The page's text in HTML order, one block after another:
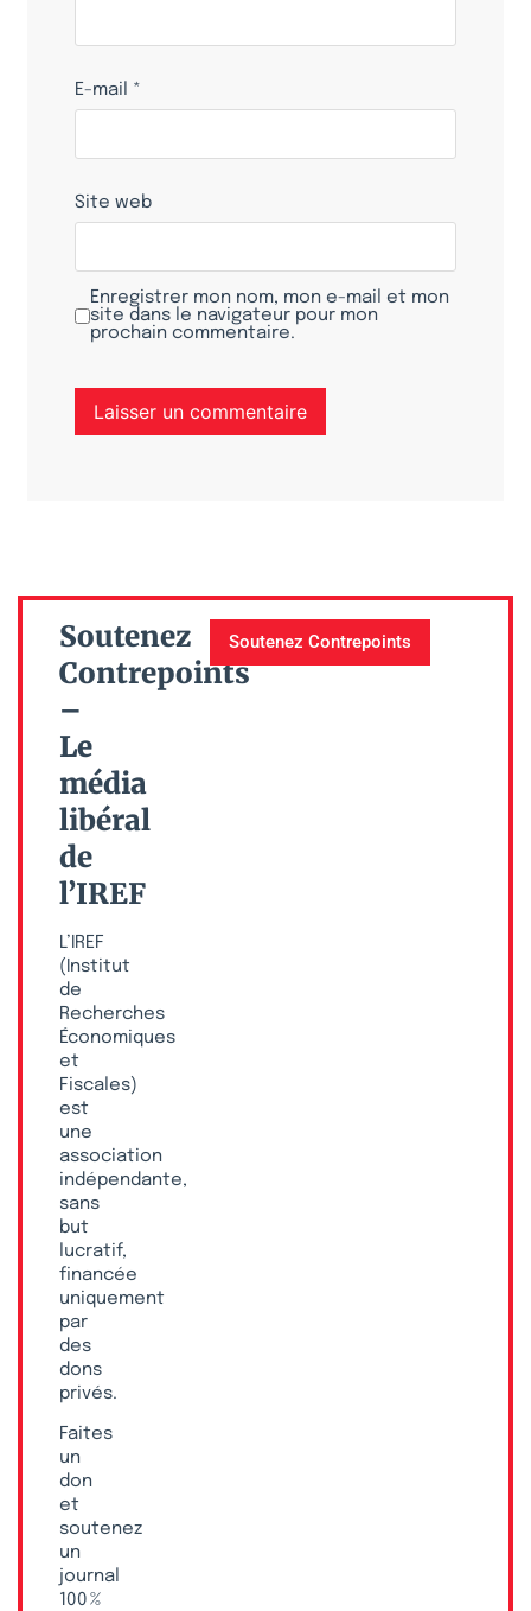
E-mail *
Site web
Enregistrer mon nom, mon e-mail et mon
site dans le navigateur pour mon
prochain commentaire.
Soutenez
Contrepoints
–
Le
média
libéral
de
l’IREF
L’IREF
(Institut
de
Recherches
Économiques
et
Fiscales)
est
une
association
indépendante,
sans
but
lucratif,
financée
uniquement
par
des
dons
privés.
Faites
un
don
et
soutenez
un
journal
100 %
Soutenez Contrepoints